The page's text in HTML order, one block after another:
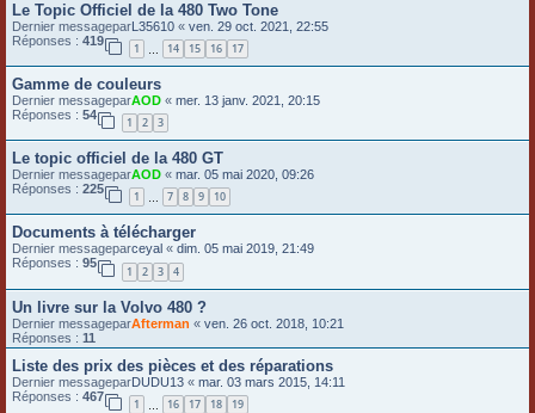
Le Topic Officiel de la 480 Two Tone
Dernier messageparL35610 « ven. 29 oct. 2021, 22:55
Réponses : 419
1 … 14 15 16 17
Gamme de couleurs
Dernier messageparAOD « mer. 13 janv. 2021, 20:15
Réponses : 54
1 2 3
Le topic officiel de la 480 GT
Dernier messageparAOD « mar. 05 mai 2020, 09:26
Réponses : 225
1 … 7 8 9 10
Documents à télécharger
Dernier messageparceyal « dim. 05 mai 2019, 21:49
Réponses : 95
1 2 3 4
Un livre sur la Volvo 480 ?
Dernier messageparAfterman « ven. 26 oct. 2018, 10:21
Réponses : 11
Liste des prix des pièces et des réparations
Dernier messageparDUDU13 « mar. 03 mars 2015, 14:11
Réponses : 467
1 16 17 18 19